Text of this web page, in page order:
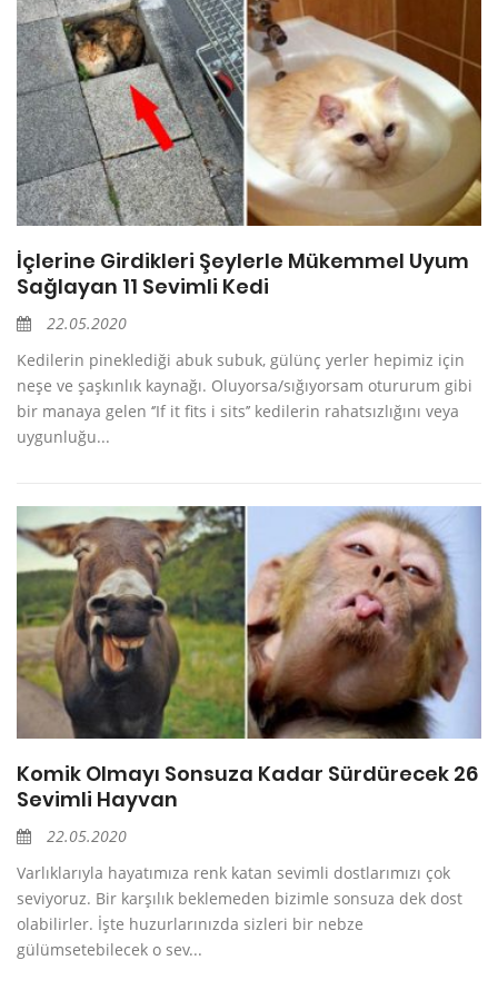
İçlerine Girdikleri Şeylerle Mükemmel Uyum
Sağlayan 11 Sevimli Kedi
22.05.2020
Kedilerin pineklediği abuk subuk, gülünç yerler hepimiz için
neşe ve şaşkınlık kaynağı. Oluyorsa/sığıyorsam otururum gibi
bir manaya gelen ‘’If it fits i sits’’ kedilerin rahatsızlığını veya
uygunluğu...
Komik Olmayı Sonsuza Kadar Sürdürecek 26
Sevimli Hayvan
22.05.2020
Varlıklarıyla hayatımıza renk katan sevimli dostlarımızı çok
seviyoruz. Bir karşılık beklemeden bizimle sonsuza dek dost
olabilirler. İşte huzurlarınızda sizleri bir nebze
gülümsetebilecek o sev...